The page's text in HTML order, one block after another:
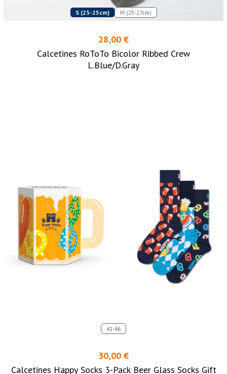
S (23-25cm) M (25-27cm)
28,00 €
Calcetines RoToTo Bicolor Ribbed Crew
L.Blue/D.Gray
41-46
30,00 €
Calcetines Happy Socks 3-Pack Beer Glass Socks Gift